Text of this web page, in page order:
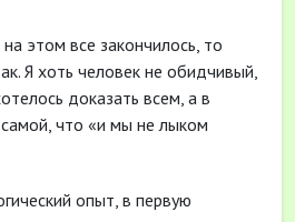
этом все закончилось, то
Я хоть человек не обидчивый,
доказать всем, а в
что «и мы не лыком
опыт, в первую